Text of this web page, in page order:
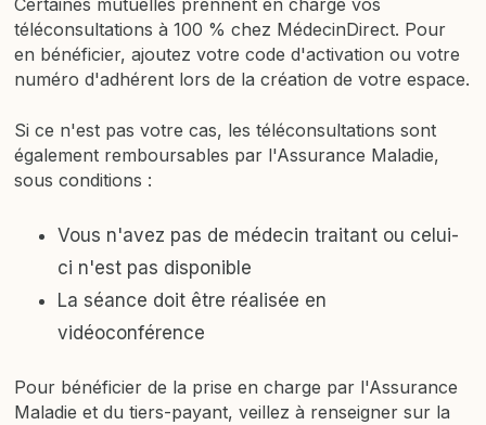
Certaines mutuelles prennent en charge vos
téléconsultations à 100 % chez MédecinDirect. Pour
en bénéficier, ajoutez votre code d'activation ou votre
numéro d'adhérent lors de la création de votre espace.
Si ce n'est pas votre cas, les téléconsultations sont
également remboursables par l'Assurance Maladie,
sous conditions :
Vous n'avez pas de médecin traitant ou celui-
ci n'est pas disponible
La séance doit être réalisée en
vidéoconférence
Pour bénéficier de la prise en charge par l'Assurance
Maladie et du tiers-payant, veillez à renseigner sur la